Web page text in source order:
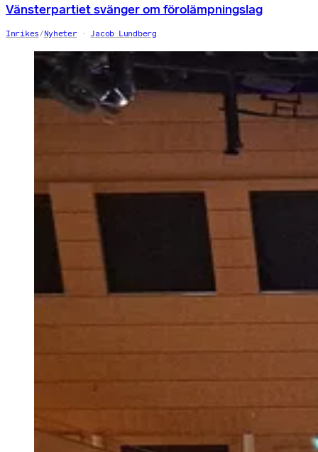
Vänsterpartiet svänger om förolämpningslag
Inrikes /Nyheter Jacob Lundberg